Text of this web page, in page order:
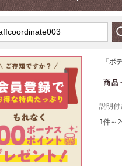
『ボ
商品
説明付
1件～